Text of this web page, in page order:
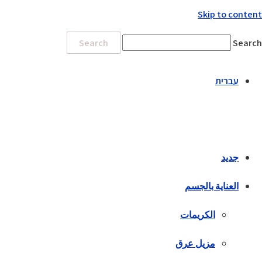
Skip to content
Search
Search
עברית
جديد
العناية بالجسم
الكريمات
مزيل عرق